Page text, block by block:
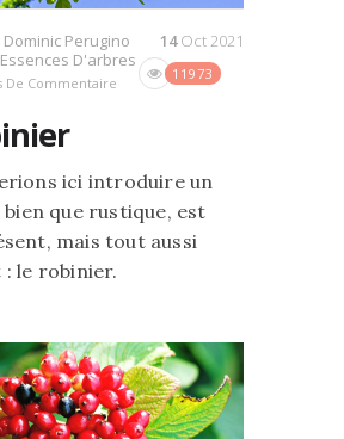
Dominic Perugino
Essences D'arbres
De Commentaire
11973
14Oct 2021
ici introduire un
que rustique, est
mais tout aussi
le robinier.